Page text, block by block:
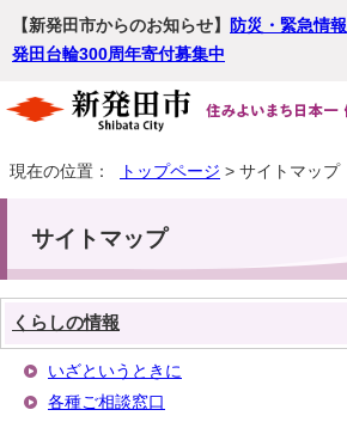
【新発田市からのお知らせ】 防災・緊急情報
発田台輪300周年寄付募集中
現在の位置： トップページ > サイトマップ
サイトマップ
くらしの情報
いざというときに
各種ご相談窓口